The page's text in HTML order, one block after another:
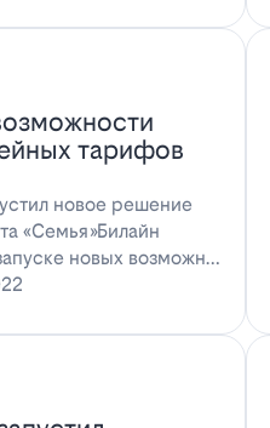
тарифов
новое решение
«Семья»Билайн
новых возможн…